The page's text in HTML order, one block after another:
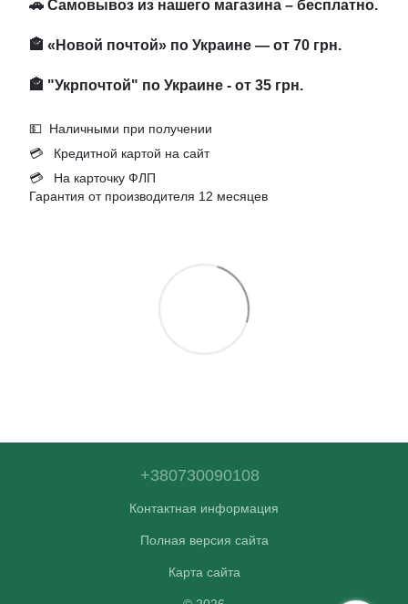
🚗 Самовывоз из нашего магазина – бесплатно.
🏤 «Новой почтой» по Украине — от 70 грн.
🏤 "Укрпочтой" по Украине - от 35 грн.
💵 Наличными при получении
💳 Кредитной картой на сайт
💳 На карточку ФЛП
Гарантия от производителя 12 месяцев
+380730090108
Контактная информация
Полная версия сайта
Карта сайта